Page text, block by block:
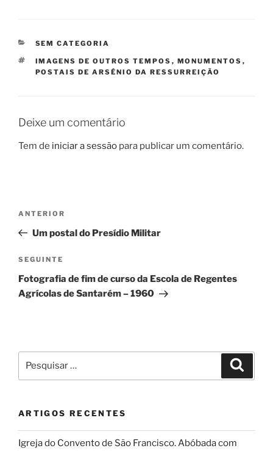
CATEGORIAS
SEM CATEGORIA
ETIQUETAS
IMAGENS DE OUTROS TEMPOS , MONUMENTOS ,
POSTAIS DE ARSÉNIO DA RESSURREIÇÃO
Deixe um comentário
Tem de iniciar a sessão para publicar um comentário.
artigos
Conteúdo
anterior
ANTERIOR
Um postal do Presídio Militar
Conteúdo
seguinte
SEGUINTE
Fotografia de fim de curso da Escola de Regentes
Agrícolas de Santarém – 1960
por:
ARTIGOS RECENTES
Igreja do Convento de São Francisco. Abóbada com